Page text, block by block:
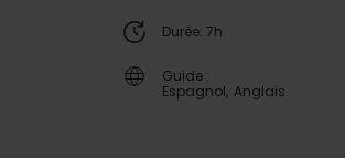
Durée: 7h
Guide :
Espagnol Anglais